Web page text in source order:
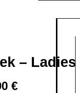
–
€